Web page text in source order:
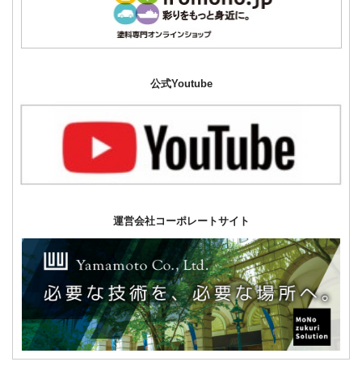
公式Youtube
運営会社コーポレートサイト